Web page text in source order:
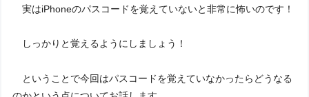
実はiPhoneのパスコードを覚えていないと非常に怖いのです！
しっかりと覚えるようにしましょう！
ということで今回はパスコードを覚えていなかったらどうなる